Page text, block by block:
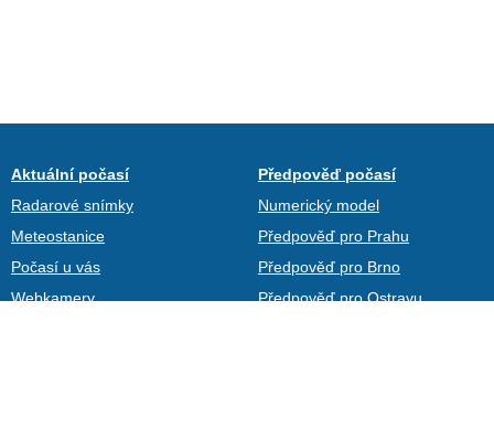
Aktuální počasí
Radarové snímky
Meteostanice
Počasí u vás
Webkamery
Předpověď počasí
Numerický model
Předpověď pro Prahu
Předpověď pro Brno
Předpověď pro Ostravu